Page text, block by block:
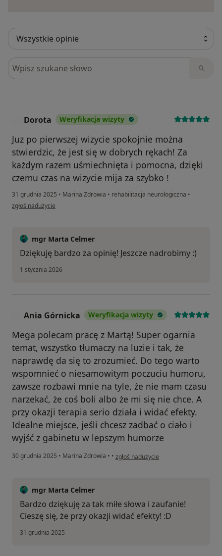
Szukaj w opiniach
Dorota Weryfikacja wizyty
Juz po pierwszej wizycie spokojnie można
stwierdzic, że jest się w dobrych rękach! Za
każdym razem uśmiechnięta i pomocna, dzięki
czemu czas na wizycie mija za szybko !
31 grudnia 2025 • Marina Zdrowia • rehabilitacja neurologiczna •
w opinii użytkownika Dorota
zgłoś nadużycie
mgr Marta Celmer
Dziękuję bardzo za opinię! Jeszcze nadrobimy :)
1 stycznia 2026
Ania Górnicka Weryfikacja wizyty
Mega polecam pracę z Martą! Super ogarnia
temat, wszystko tłumaczy na luzie i tak, że
naprawdę da się to zrozumieć. Do tego warto
wspomnieć o niesamowitym poczuciu humoru,
zawsze rozbawi mnie na tyle, że nie mam czasu
narzekać, że coś boli albo że mi się nie chce. A
przy okazji terapia serio działa i widać efekty.
Idealne miejsce, jeśli chcesz zadbać o ciało i
wyjść z gabinetu w lepszym humorze
30 grudnia 2025 • Marina Zdrowia • • w opinii użytkownika Ania Górnicka
zgłoś nadużycie
mgr Marta Celmer
Bardzo dziękuję za tak miłe słowa i zaufanie!
Cieszę się, że przy okazji widać efekty! :D
31 grudnia 2025